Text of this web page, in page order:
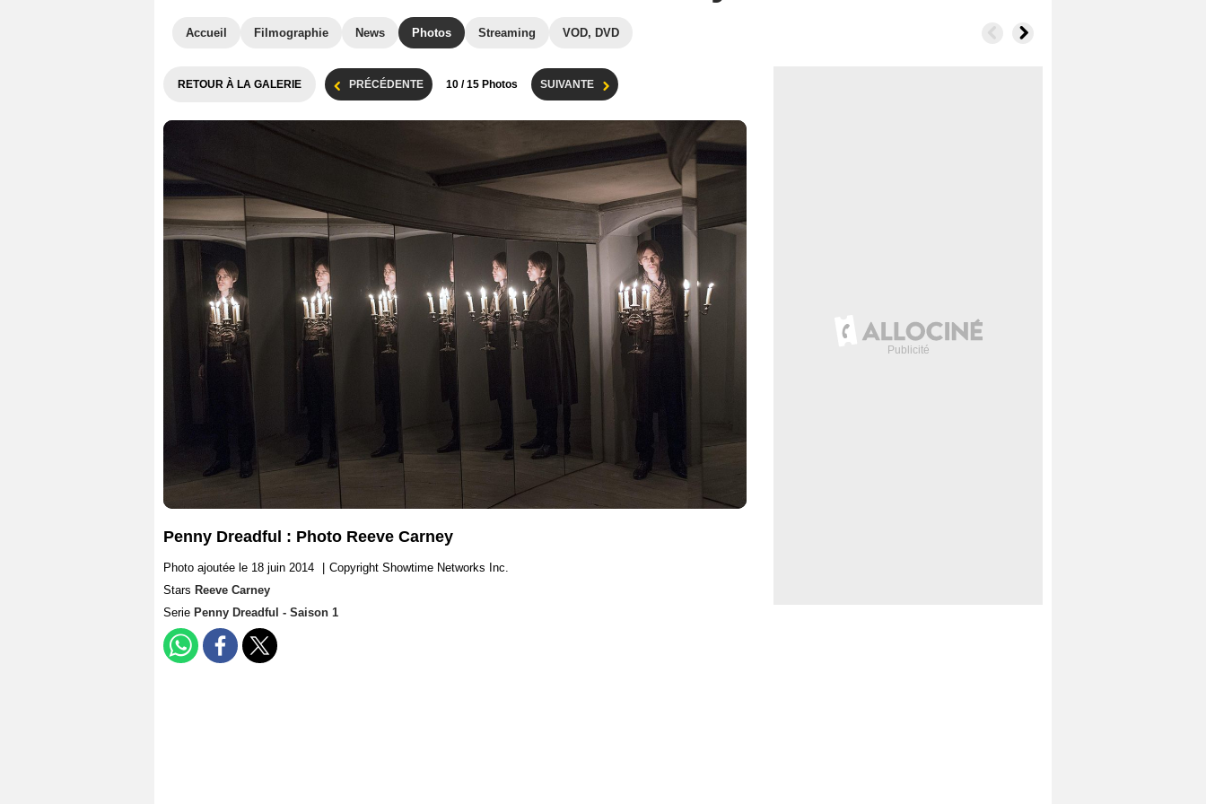
Accueil Filmographie News Photos Streaming VOD, DVD
RETOUR À LA GALERIE PRÉCÉDENTE 10 / 15 Photos SUIVANTE
Penny Dreadful : Photo Reeve Carney
Photo ajoutée le 18 juin 2014
Copyright Showtime Networks Inc.
Stars Reeve Carney
Serie Penny Dreadful - Saison 1